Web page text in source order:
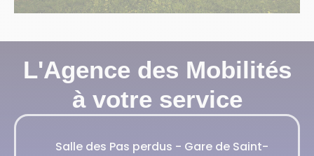
L'Agence des Mobilités
à votre service
Salle des Pas perdus - Gare de Saint-